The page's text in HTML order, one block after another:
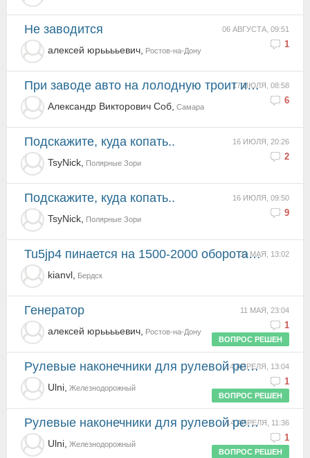
06 АВГУСТА, 09:51
1
Не заводится
алексей юрььььевич, Ростов-на-Дону
17 ИЮЛЯ, 08:58
6
При заводе авто на лолодную троит и глохнет. ТНВД на замену?
Александр Викторович Соб, Самара
16 ИЮЛЯ, 20:26
2
Подскажите, куда копать..
TsyNick, Полярные Зори
16 ИЮЛЯ, 09:50
9
Подскажите, куда копать..
TsyNick, Полярные Зори
31 МАЯ, 13:02
tu5jp4 пинается на 1500-2000 оборотах при разгоне
kianvl, Бердск
11 МАЯ, 23:04
1
Генератор
алексей юрььььевич,
Ростов-на-Дону
ВОПРОС РЕШЕН
14 АПРЕЛЯ, 13:04
1
Рулевые наконечники для рулевой рейки citroen c4 04-08 Jtec JTC-712
Ulni, Железнодорожный
ВОПРОС РЕШЕН
14 АПРЕЛЯ, 11:36
1
Рулевые наконечники для рулевой рейки citroen c4 04-08 Jtec JTC-712
Ulni, Железнодорожный
ВОПРОС РЕШЕН